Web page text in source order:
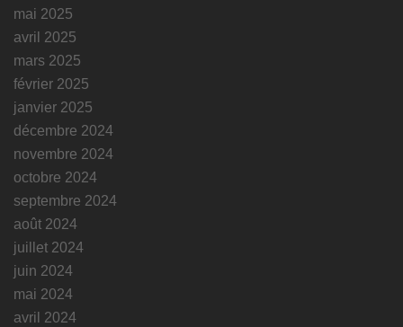
mai 2025
avril 2025
mars 2025
février 2025
janvier 2025
décembre 2024
novembre 2024
octobre 2024
septembre 2024
août 2024
juillet 2024
juin 2024
mai 2024
avril 2024